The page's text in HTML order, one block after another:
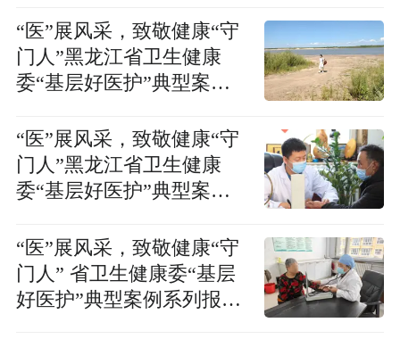
“医”展风采，致敬健康“守
门人”黑龙江省卫生健康
委“基层好医护”典型案例
江上的守岛村医
“医”展风采，致敬健康“守
门人”黑龙江省卫生健康
委“基层好医护”典型案例
乡野守初心
“医”展风采，致敬健康“守
门人” 省卫生健康委“基层
好医护”典型案例系列报道